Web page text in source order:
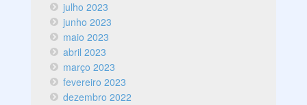
julho 2023
junho 2023
maio 2023
abril 2023
março 2023
fevereiro 2023
dezembro 2022